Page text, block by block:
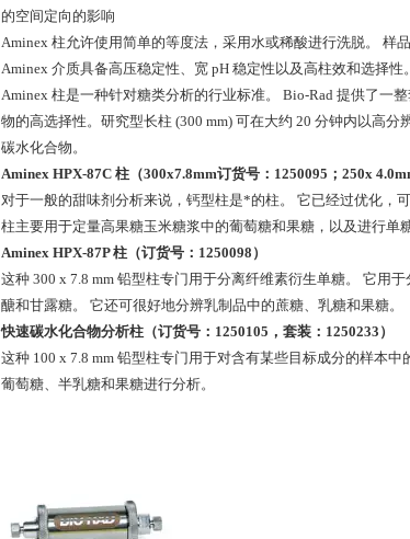
的空间定向的影响
Aminex 柱允许使用简单的等度法，采用水或稀酸进行洗脱。 样
Aminex 介质具备高压稳定性、宽 pH 稳定性以及高柱效和选择性。
Aminex 柱是一种针对糖类分析的行业标准。 Bio-Rad 提供了一
物的高选择性。研究型长柱 (300 mm) 可在大约 20 分钟内以高
碳水化合物。
Aminex HPX-87C 柱（300x7.8mm订货号：1250095；250x
对于一般的甜味剂分析来说，钙型柱是*的柱。 它已经过优化，
柱主要用于定量高果糖玉米糖浆中的葡萄糖和果糖，以及进行单
Aminex HPX-87P 柱（订货号：1250098）
这种 300 x 7.8 mm 铅型柱专门用于分离纤维素衍生单糖。 它用
醣和甘露糖。 它还可很好地分辨乳制品中的蔗糖、乳糖和果糖。
快速碳水化合物分析柱（订货号：1250105，套装：1250233 ）
这种 100 x 7.8 mm 铅型柱专门用于对含有某些目标成分的样本
葡萄糖、半乳糖和果糖进行分析。